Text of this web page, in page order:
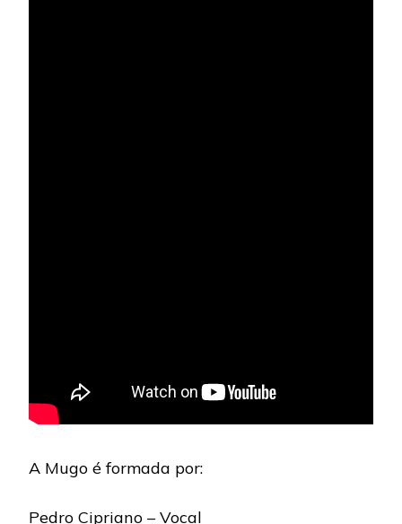
A Mugo é formada por:
Pedro Cipriano – Vocal